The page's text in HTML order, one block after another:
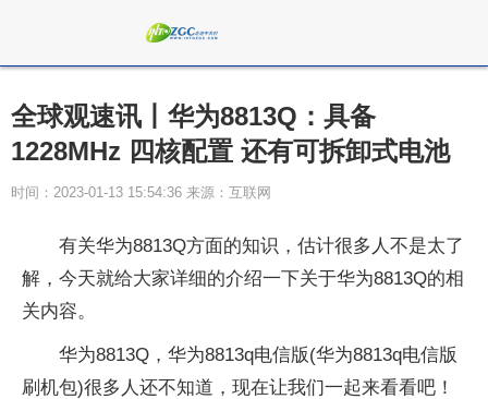
全球观速讯丨华为8813Q：具备
1228MHz 四核配置 还有可拆卸式电池
时间：2023-01-13 15:54:36 来源：互联网
有关华为8813Q方面的知识，估计很多人不是太了
解，今天就给大家详细的介绍一下关于华为8813Q的相
关内容。
华为8813Q，华为8813q电信版(华为8813q电信版
刷机包)很多人还不知道，现在让我们一起来看看吧！